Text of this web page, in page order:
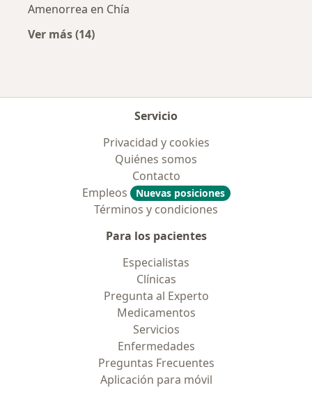
Amenorrea en Chía
Ver más (14)
Servicio
Privacidad y cookies
Quiénes somos
Contacto
Empleos
Nuevas posiciones
Términos y condiciones
Para los pacientes
Especialistas
Clínicas
Pregunta al Experto
Medicamentos
Servicios
Enfermedades
Preguntas Frecuentes
Aplicación para móvil